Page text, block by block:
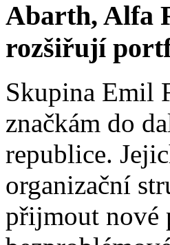
Abarth, Alfa
rozšiřují
Skupina Emil
značkám do
republice.
organizační
přijmout nové